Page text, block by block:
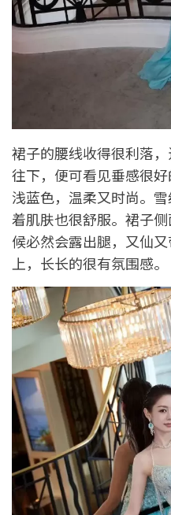
裙子的腰线收得很利落
往下，便可看见垂感很
浅蓝色，温柔又时尚。
着肌肤也很舒服。裙子
候必然会露出腿，又仙
上，长长的很有氛围感。